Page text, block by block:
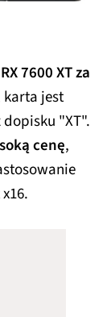
7600 XT za
karta jest
"XT".
cenę,